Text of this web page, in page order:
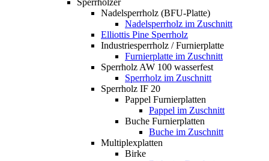
Nadelsperrholz (BFU-Platte)
Nadelsperrholz im Zuschnitt
Elliottis Pine Sperrholz
Industriesperrholz / Furnierplatte
Furnierplatte im Zuschnitt
Sperrholz AW 100 wasserfest
Sperrholz im Zuschnitt
Sperrholz IF 20
Pappel Furnierplatten
Pappel im Zuschnitt
Buche Furnierplatten
Buche im Zuschnitt
Multiplexplatten
Birke